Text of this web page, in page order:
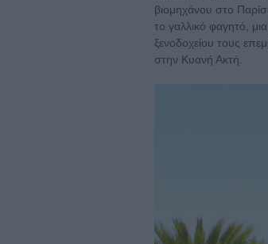
βιομηχάνου στο
το γαλλικό φαγητό,
ξενοδοχείου τους
στην Κυανή Ακτή.